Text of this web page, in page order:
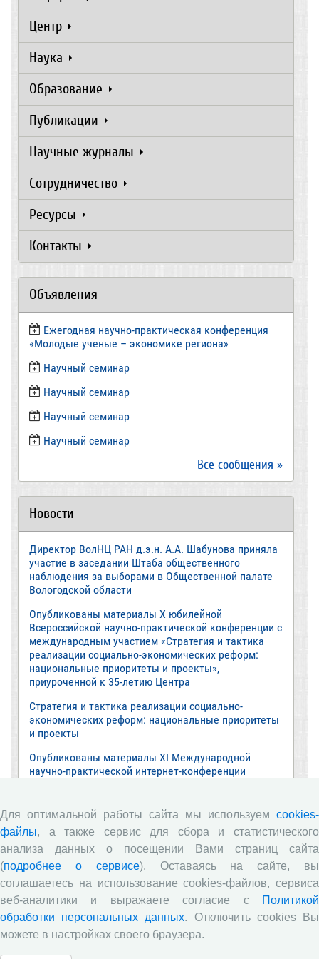
Центр
Наука
Образование
Публикации
Научные журналы
Сотрудничество
Ресурсы
Контакты
Объявления
Ежегодная научно-практическая конференция
«Молодые ученые – экономике региона»
​Научный семинар
​Научный семинар
Научный семинар
​Научный семинар
Все сообщения »
Новости
Директор ВолНЦ РАН д.э.н. А.А. Шабунова приняла
участие в заседании Штаба общественного
наблюдения за выборами в Общественной палате
Вологодской области
Опубликованы материалы X юбилейной
Всероссийской научно-практической конференции с
международным участием «Стратегия и тактика
реализации социально-экономических реформ:
национальные приоритеты и проекты»,
приуроченной к 35-летию Центра
Стратегия и тактика реализации социально-
экономических реформ: национальные приоритеты
и проекты
Опубликованы материалы XI Международной
научно-практической интернет-конференции
Глобальные вызовы и региональное развитие в
зеркале социологических измерений
Все сообщения »
Обзор научных публикаций
Е.В. Лукин: обзор заметки «Вологодчина
Для оптимальной работы сайта мы используем cookies-
файлы, а также сервис для сбора и статистического
анализа данных о посещении Вами страниц сайта
(подробнее о сервисе). Оставаясь на сайте, вы
соглашаетесь на использование cookies-файлов, сервиса
веб-аналитики и выражаете согласие с
Политикой
обработки персональных данных. Отключить cookies Вы
можете в настройках своего браузера.